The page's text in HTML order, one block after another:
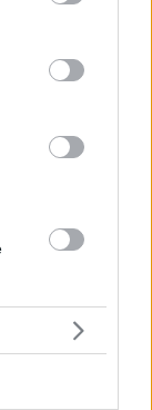
tags to
below Google